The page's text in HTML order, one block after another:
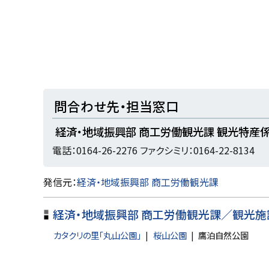
ト
ッ
プ
に
る
問合わせ先・担当窓口
経済・地域振興部 商工労働観光課 観光特産
電話：0164-26-2276 ファクシミリ：0164-22-8134
ト
ッ
プ
に
発信元：経済・地域振興部 商工労働観光課
経済・地域振興部 商工労働観光課／観光
カタクリの里「丸山公園」 桜山公園 鷹泊自然公園